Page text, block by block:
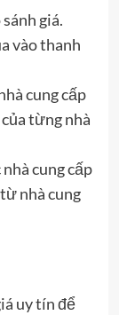
giá.
vào thanh
cung cấp
từng nhà
cung cấp
nhà cung
uy tín để